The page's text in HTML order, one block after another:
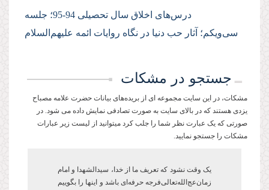
درس‌های اخلاق سال تحصیلی 94-95
؛ جلسه
سی‌‌ویکم؛ آثار حب دنیا در نگاه روایات ائمه علیهم‌السلام
جستجو در مشکات
مشکات، در این سایت مجموعه ای از بریده‌های بیانات حضرت علامه مصباح
یزدی هستند که در بالای سایت به صورت تصادفی نمایش داده می شود. در
صورتی که یک عبارت نظر شما را جلب کرد میتوانید از لیست زیر عبارات
مشکات را جستجو نمایید.
یک وقت نشود که تعریف ما از خدا، سیدالشهدا و امام
زمان‌عج‌الله‌تعالی‌فرجه حرفه‌ای باشد و این­ها را بگوییم